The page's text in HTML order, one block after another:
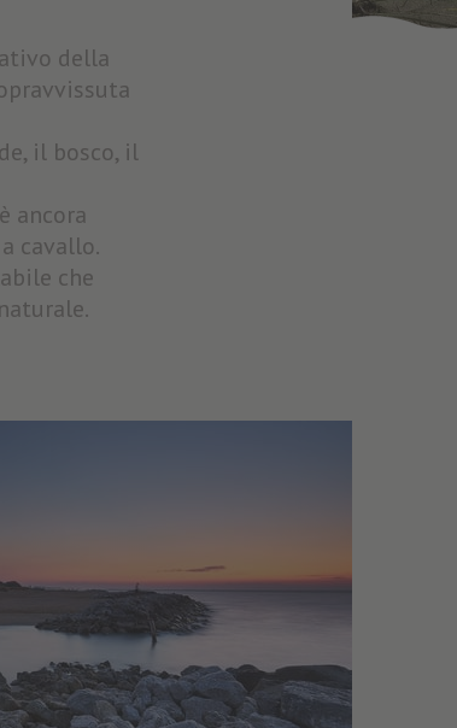
della
il bosco, il
ancora
cavallo.
che